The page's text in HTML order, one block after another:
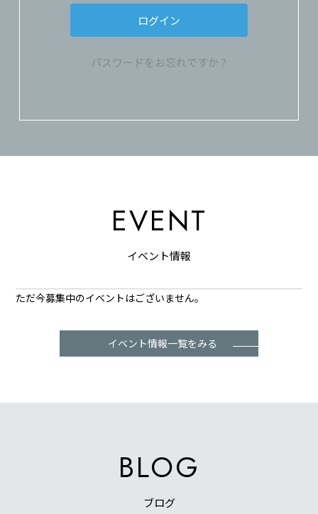
パスワードをお忘れですか ?
EVENT
イベント情報
ただ今募集中のイベントはございません。
イベント情報一覧をみる
BLOG
ブログ